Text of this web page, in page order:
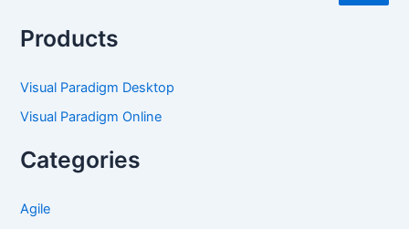
Products
Visual Paradigm Desktop
Visual Paradigm Online
Categories
Agile